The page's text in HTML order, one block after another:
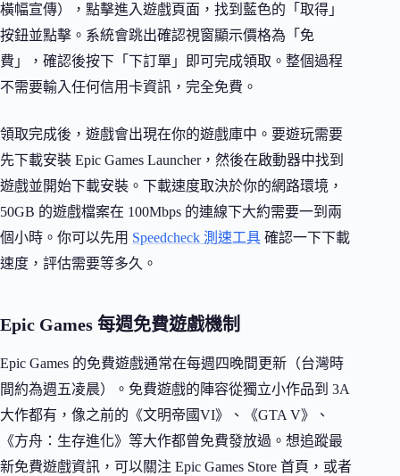
橫幅宣傳），點擊進入遊戲頁面，找到藍色的「取得」
按鈕並點擊。系統會跳出確認視窗顯示價格為「免
費」，確認後按下「下訂單」即可完成領取。整個過程
不需要輸入任何信用卡資訊，完全免費。
領取完成後，遊戲會出現在你的遊戲庫中。要遊玩需要
先下載安裝 Epic Games Launcher，然後在啟動器中找到
遊戲並開始下載安裝。下載速度取決於你的網路環境，
50GB 的遊戲檔案在 100Mbps 的連線下大約需要一到兩
個小時。你可以先用 Speedcheck 測速工具 確認一下下載
速度，評估需要等多久。
Epic Games 每週免費遊戲機制
Epic Games 的免費遊戲通常在每週四晚間更新（台灣時
間約為週五凌晨）。免費遊戲的陣容從獨立小作品到 3A
大作都有，像之前的《文明帝國VI》、《GTA V》、
《方舟：生存進化》等大作都曾免費發放過。想追蹤最
新免費遊戲資訊，可以關注 Epic Games Store 首頁，或者